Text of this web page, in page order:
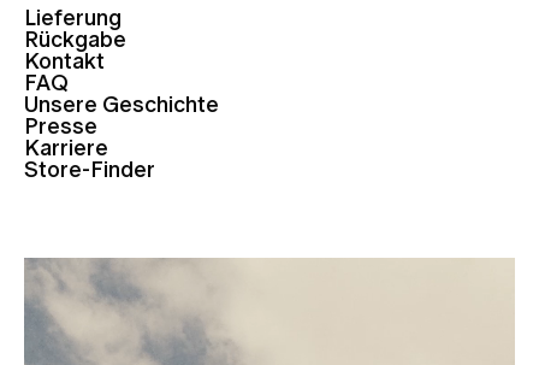
Lieferung
Rückgabe
Kontakt
FAQ
Unsere Geschichte
Presse
Karriere
Store-Finder